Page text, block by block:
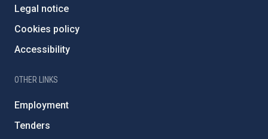
Legal notice
Cookies policy
Accessibility
OTHER LINKS
Employment
Tenders